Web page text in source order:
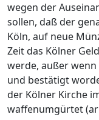
wegen der
sollen, daß der
Köln, auf neue
Zeit das Kölner
werde, außer
und bestätigt
der Kölner Kirche
waffenumgürtet